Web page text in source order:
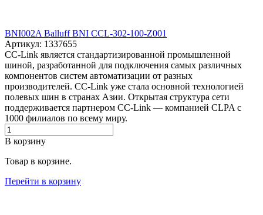
BNI002A Balluff BNI CCL-302-100-Z001
Артикул: 1337655
CC-Link является стандартизированной промышленной
шиной, разработанной для подключения самых различных
компонентов систем автоматизации от разных
производителей. CC-Link уже стала основной технологией
полевых шин в странах Азии. Открытая структура сети
поддерживается партнером CC-Link — компанией CLPA с
1000 филиалов по всему миру.
В корзину
Товар в корзине.
Перейти в корзину